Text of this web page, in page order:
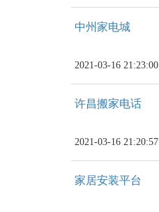
中州家电城
2021-03-16 21:23:00
许昌搬家电话
2021-03-16 21:20:57
家居安装平台